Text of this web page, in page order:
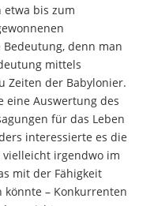
bis zum
denn man
mittels
Zeiten der Babylonier.
eine Auswertung des
für das Leben
interessierte es die
irgendwo im
mit der Fähigkeit
könnte – Konkurrenten